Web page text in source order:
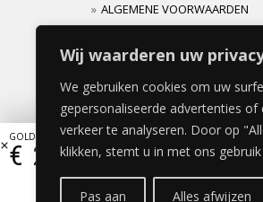
Wij waarderen uw
We gebruiken cookies om uw
gepersonaliseerde advertenties
verkeer te analyseren. Door op
klikken, stemt u in met ons
Pas aan Alles afwijzen
ALGEMENE VOORWAARDEN
GOLDEN TIMBER DEUR 40x200cm
€ 279,51